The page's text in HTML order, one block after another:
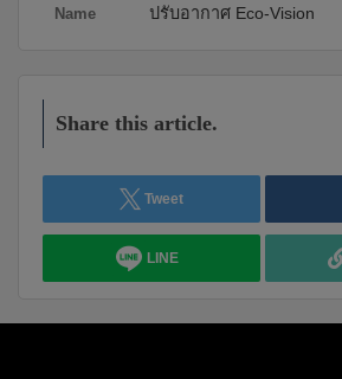
Name
ปรับอากาศ Eco-Vision
Share this article.
Tweet
LINE